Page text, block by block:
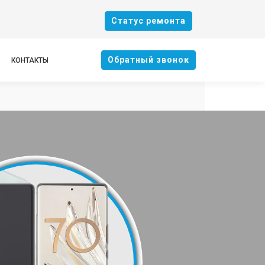
Cтатус ремонта
КОНТАКТЫ Oбратный звонок